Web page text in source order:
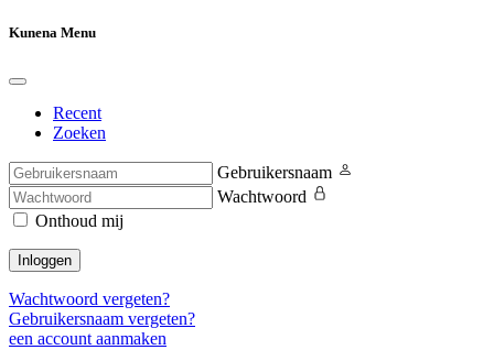
Kunena Menu
Recent
Zoeken
Gebruikersnaam
Wachtwoord
Onthoud mij
Inloggen
Wachtwoord vergeten?
Gebruikersnaam vergeten?
een account aanmaken